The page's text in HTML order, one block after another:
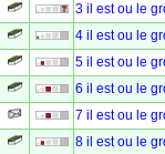
3 il est ou le
4 il est ou le
5 il est ou le
6 il est ou le
7 il est ou le
8 il est ou le